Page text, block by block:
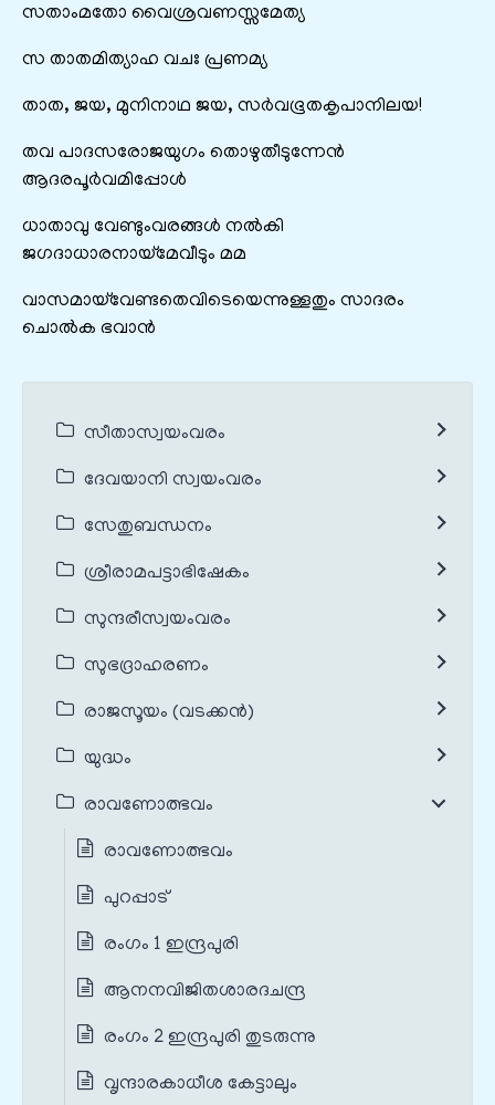
സതാം‌മതോ വൈശ്രവണസ്സമേത്യ
സ താതമിത്യാഹ വചഃ പ്രണമ്യ
താത, ജയ, മുനിനാഥ ജയ, സർവഭൂതകൃപാനിലയ!
തവ പാദസരോജയുഗം തൊഴുതീടുന്നേൻ
ആദരപൂർവമിപ്പോൾ
ധാതാവു വേണ്ടുംവരങ്ങൾ നൽകി
ജഗദാധാരനായ്‌മേവീടും മമ
വാസമായ്‌വേണ്ടതെവിടെയെന്നുള്ളതും സാദരം
ചൊൽക ഭവാൻ
സീതാസ്വയംവരം
ദേവയാനി സ്വയംവരം
സേതുബന്ധനം
ശ്രീരാമപട്ടാഭിഷേകം
സുന്ദരീസ്വയംവരം
സുഭദ്രാഹരണം
രാജസൂയം (വടക്കൻ)
യുദ്ധം
രാവണോത്ഭവം
രാവണോത്ഭവം
പുറപ്പാട്
രംഗം 1 ഇന്ദ്രപുരി
ആനനവിജിതശാരദചന്ദ്ര
രംഗം 2 ഇന്ദ്രപുരി തുടരുന്നു
വൃന്ദാരകാധീശ കേട്ടാലും